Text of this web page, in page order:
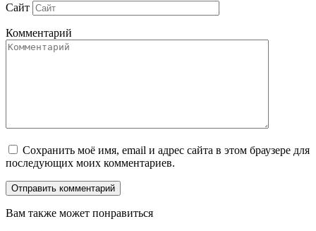
Сайт
Комментарий
Сохранить моё имя, email и адрес сайта в этом браузере для
последующих моих комментариев.
Вам также может понравиться